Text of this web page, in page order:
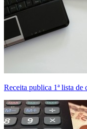
Receita publica 1ª lista de